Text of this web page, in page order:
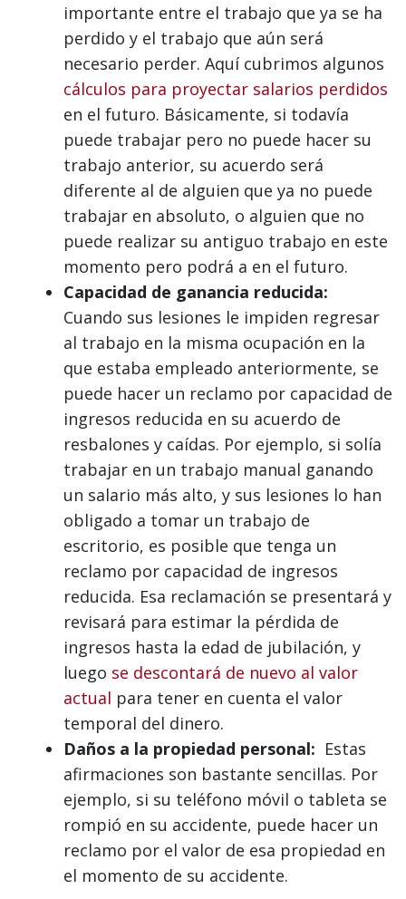
importante entre el trabajo que ya se ha
perdido y el trabajo que aún será
necesario perder. Aquí cubrimos algunos
cálculos para proyectar salarios perdidos
en el futuro. Básicamente, si todavía
puede trabajar pero no puede hacer su
trabajo anterior, su acuerdo será
diferente al de alguien que ya no puede
trabajar en absoluto, o alguien que no
puede realizar su antiguo trabajo en este
momento pero podrá a en el futuro.
Capacidad de ganancia reducida:
Cuando sus lesiones le impiden regresar
al trabajo en la misma ocupación en la
que estaba empleado anteriormente, se
puede hacer un reclamo por capacidad de
ingresos reducida en su acuerdo de
resbalones y caídas. Por ejemplo, si solía
trabajar en un trabajo manual ganando
un salario más alto, y sus lesiones lo han
obligado a tomar un trabajo de
escritorio, es posible que tenga un
reclamo por capacidad de ingresos
reducida. Esa reclamación se presentará y
revisará para estimar la pérdida de
ingresos hasta la edad de jubilación, y
luego se descontará de nuevo al valor
actual para tener en cuenta el valor
temporal del dinero.
Daños a la propiedad personal: Estas
afirmaciones son bastante sencillas. Por
ejemplo, si su teléfono móvil o tableta se
rompió en su accidente, puede hacer un
reclamo por el valor de esa propiedad en
el momento de su accidente.